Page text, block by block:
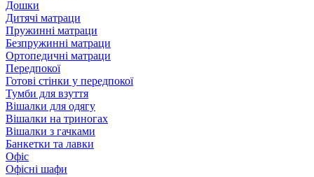
Дошки
Дитячі матраци
Пружинні матраци
Безпружинні матраци
Ортопедичні матраци
Передпокої
Готові стінки у передпокої
Тумби для взуття
Вішалки для одягу
Вішалки на триногах
Вішалки з гачками
Банкетки та лавки
Офіс
Офісні шафи